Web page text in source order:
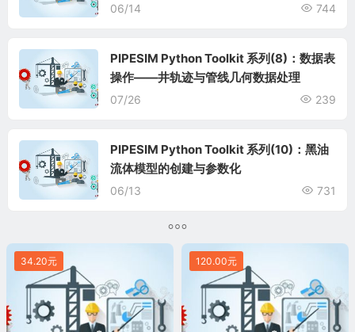
06/14 744
PIPESIM Python Toolkit 系列(8)：数据表
操作——井轨迹与管线几何数据处理
07/26 239
PIPESIM Python Toolkit 系列(10)：黑油
流体模型的创建与参数化
06/13 731
34.20元 120.00元